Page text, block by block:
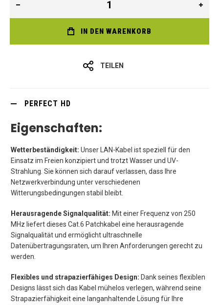
IN DEN WARENKORB
TEILEN
PERFECT HD
Eigenschaften:
Wetterbeständigkeit: Unser LAN-Kabel ist speziell für den
Einsatz im Freien konzipiert und trotzt Wasser und UV-
Strahlung. Sie können sich darauf verlassen, dass Ihre
Netzwerkverbindung unter verschiedenen
Witterungsbedingungen stabil bleibt.
Herausragende Signalqualität: Mit einer Frequenz von 250
MHz liefert dieses Cat.6 Patchkabel eine herausragende
Signalqualität und ermöglicht ultraschnelle
Datenübertragungsraten, um Ihren Anforderungen gerecht zu
werden.
Flexibles und strapazierfähiges Design: Dank seines flexiblen
Designs lässt sich das Kabel mühelos verlegen, während seine
Strapazierfähigkeit eine langanhaltende Lösung für Ihre